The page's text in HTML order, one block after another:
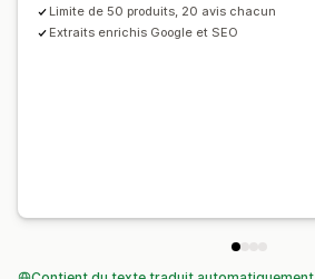
Limite de 50 produits, 20 avis chacun
Extraits enrichis Google et SEO